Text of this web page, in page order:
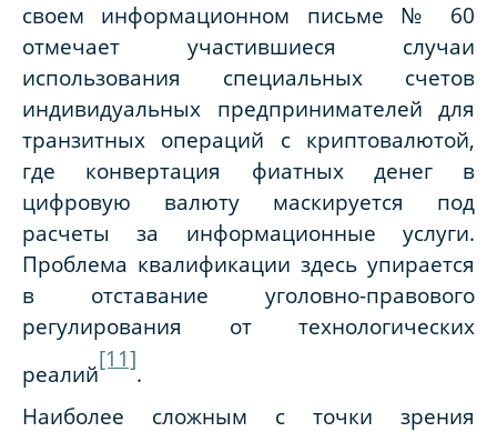
своем информационном письме № 60
отмечает участившиеся случаи
использования специальных счетов
индивидуальных предпринимателей для
транзитных операций с криптовалютой,
где конвертация фиатных денег в
цифровую валюту маскируется под
расчеты за информационные услуги.
Проблема квалификации здесь упирается
в отставание уголовно-правового
регулирования от технологических
реалий
[11]
.
Наиболее сложным с точки зрения